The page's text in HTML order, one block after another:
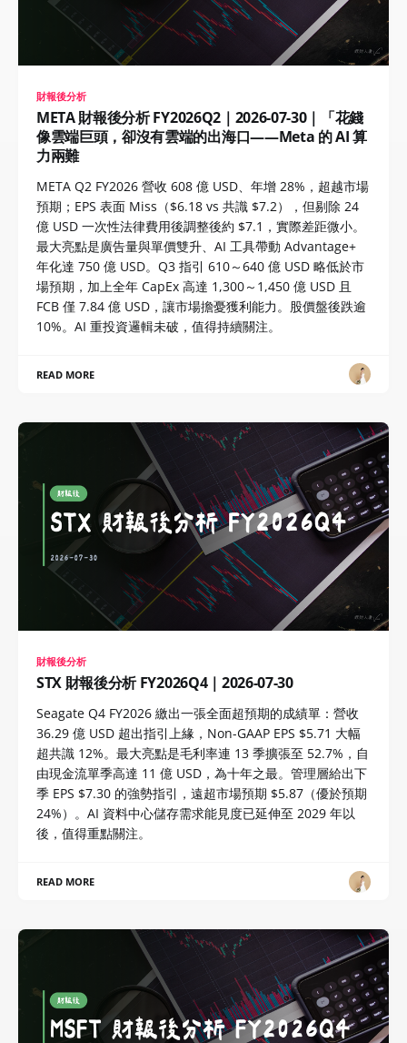
財報後分析
META 財報後分析 FY2026Q2｜2026-07-30｜「花錢
像雲端巨頭，卻沒有雲端的出海口——Meta 的 AI 算
力兩難
META Q2 FY2026 營收 608 億 USD、年增 28%，超越市場
預期；EPS 表面 Miss（$6.18 vs 共識 $7.2），但剔除 24
億 USD 一次性法律費用後調整後約 $7.1，實際差距微小。
最大亮點是廣告量與單價雙升、AI 工具帶動 Advantage+
年化達 750 億 USD。Q3 指引 610～640 億 USD 略低於市
場預期，加上全年 CapEx 高達 1,300～1,450 億 USD 且
FCB 僅 7.84 億 USD，讓市場擔憂獲利能力。股價盤後跌逾
10%。AI 重投資邏輯未破，值得持續關注。
READ MORE
財報後分析
STX 財報後分析 FY2026Q4｜2026-07-30
Seagate Q4 FY2026 繳出一張全面超預期的成績單：營收
36.29 億 USD 超出指引上緣，Non-GAAP EPS $5.71 大幅
超共識 12%。最大亮點是毛利率連 13 季擴張至 52.7%，自
由現金流單季高達 11 億 USD，為十年之最。管理層給出下
季 EPS $7.30 的強勢指引，遠超市場預期 $5.87（優於預期
24%）。AI 資料中心儲存需求能見度已延伸至 2029 年以
後，值得重點關注。
READ MORE